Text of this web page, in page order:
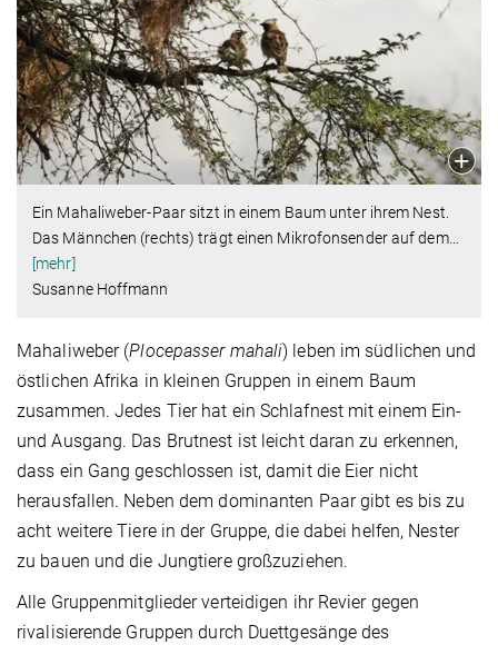
Ein Mahaliweber-Paar sitzt in einem Baum unter ihrem Nest.
Das Männchen (rechts) trägt einen Mikrofonsender auf dem…
[mehr]
Susanne Hoffmann
Mahaliweber (Plocepasser mahali) leben im südlichen und
östlichen Afrika in kleinen Gruppen in einem Baum
zusammen. Jedes Tier hat ein Schlafnest mit einem Ein-
und Ausgang. Das Brutnest ist leicht daran zu erkennen,
dass ein Gang geschlossen ist, damit die Eier nicht
herausfallen. Neben dem dominanten Paar gibt es bis zu
acht weitere Tiere in der Gruppe, die dabei helfen, Nester
zu bauen und die Jungtiere großzuziehen.
Alle Gruppenmitglieder verteidigen ihr Revier gegen
rivalisierende Gruppen durch Duettgesänge des